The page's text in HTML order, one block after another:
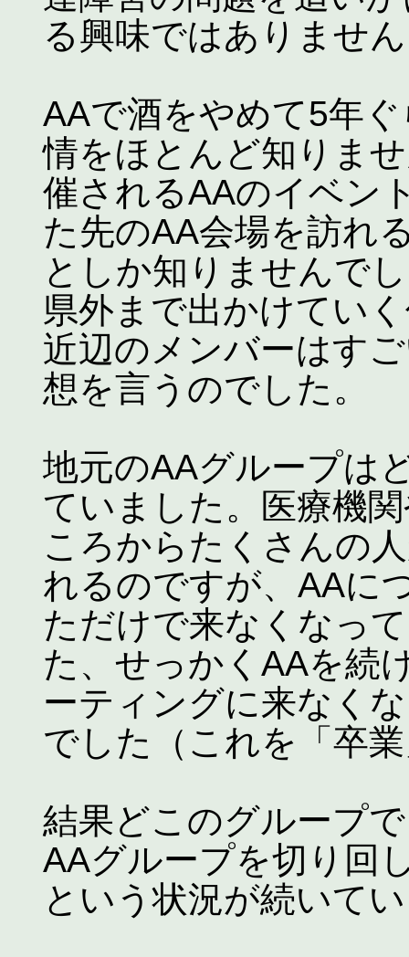
る興味ではありませ
AAで酒をやめて5年
情をほとんど知りま
催されるAAのイベン
た先のAA会場を訪れ
としか知りませんで
県外まで出かけてい
近辺のメンバーはす
想を言うのでした。
地元のAAグループは
ていました。医療機
ころからたくさんの
れるのですが、AAに
ただけで来なくなっ
た、せっかくAAを続
ーティングに来なく
でした（これを「卒
結果どこのグループ
AAグループを切り回
という状況が続いて